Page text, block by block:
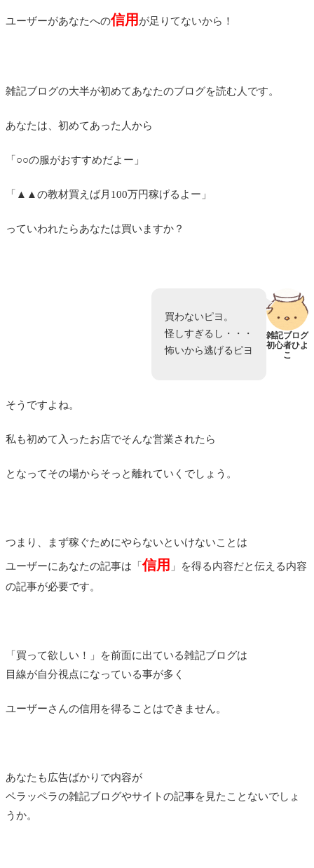
ユーザーがあなたへの信用 が足りてないから！
雑記ブログの大半が初めてあなたのブログを読む人です。
あなたは、初めてあった人から
「○○の服がおすすめだよー」
「▲▲の教材買えば月100万円稼げるよー」
っていわれたらあなたは買いますか？
雑記ブログ
初心者ひよ
こ
買わないピヨ。
怪しすぎるし・・・
怖いから逃げるピヨ
そうですよね。
私も初めて入ったお店でそんな営業されたら
となってその場からそっと離れていくでしょう。
つまり、まず稼ぐためにやらないといけないことは
ユーザーにあなたの記事は「信用 」を得る内容だと伝える内容
の記事が必要です。
「買って欲しい！」を前面に出ている雑記ブログは
目線が自分視点になっている事が多く
ユーザーさんの信用を得ることはできません。
あなたも広告ばかりで内容が
ペラッペラの雑記ブログやサイトの記事を見たことないでしょ
うか。